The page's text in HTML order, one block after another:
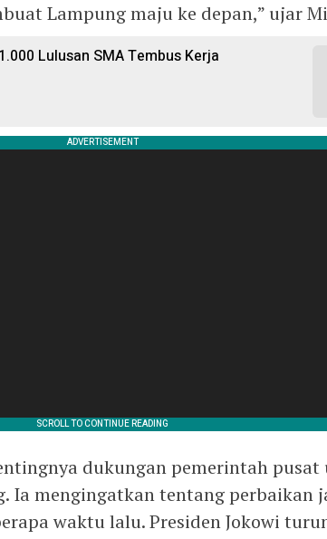
Lampung maju ke depan,” ujar
Lulusan SMA Tembus Kerja
dukungan pemerintah
Ia mengingatkan tentang perbaikan
waktu lalu. Presiden Jokowi